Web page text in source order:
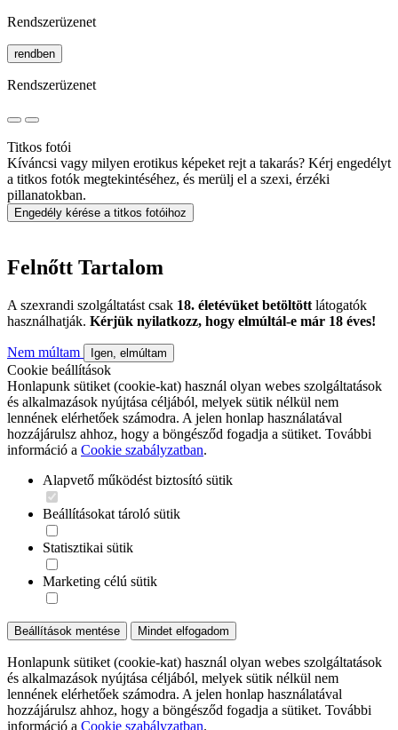
Rendszerüzenet
rendben
Rendszerüzenet
Titkos fotói
Kíváncsi vagy milyen erotikus képeket rejt a takarás? Kérj engedélyt
a titkos fotók megtekintéséhez, és merülj el a szexi, érzéki
pillanatokban.
Engedély kérése a titkos fotóihoz
Felnőtt Tartalom
A szexrandi szolgáltatást csak 18. életévüket betöltött látogatók
használhatják. Kérjük nyilatkozz, hogy elmúltál-e már 18 éves!
Nem múltam Igen, elmúltam
Cookie beállítások
Honlapunk sütiket (cookie-kat) használ olyan webes szolgáltatások
és alkalmazások nyújtása céljából, melyek sütik nélkül nem
lennének elérhetőek számodra. A jelen honlap használatával
hozzájárulsz ahhoz, hogy a böngésződ fogadja a sütiket. További
információ a Cookie szabályzatban.
Alapvető működést biztosító sütik
Beállításokat tároló sütik
Statisztikai sütik
Marketing célú sütik
Beállítások mentése Mindet elfogadom
Honlapunk sütiket (cookie-kat) használ olyan webes szolgáltatások
és alkalmazások nyújtása céljából, melyek sütik nélkül nem
lennének elérhetőek számodra. A jelen honlap használatával
hozzájárulsz ahhoz, hogy a böngésződ fogadja a sütiket. További
információ a Cookie szabályzatban.